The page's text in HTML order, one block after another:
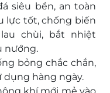
siêu bền, an toàn
lực tốt, chống biến
chùi, bắt nhiệt
nướng.
bỏng chắc chắn,
dụng hàng ngày.